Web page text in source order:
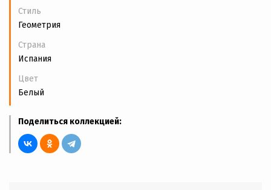
Стиль
Геометрия
Страна
Испания
Цвет
Белый
Поделиться коллекцией: